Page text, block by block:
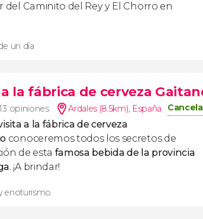
del Caminito del Rey y El Chorro en
un día
la fábrica de cerveza
13 opiniones Ardales (8.5km), España
a la fábrica de cerveza
conoceremos todos los secretos de
de esta famosa bebida de la provincia
. ¡A brindar!
enoturismo